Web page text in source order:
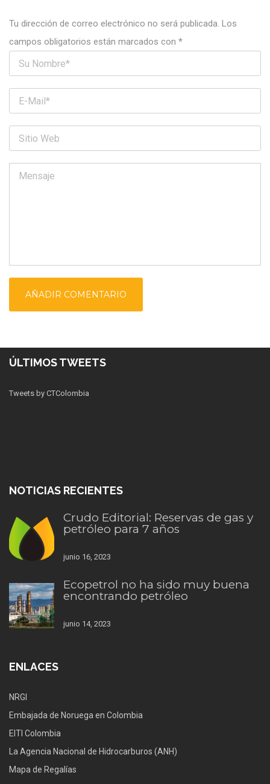
Tu dirección de correo electrónico no será publicada. Los
campos obligatorios están marcados con *
ÚLTIMOS TWEETS
Tweets by CTColombia
NOTICIAS RECIENTES
Crudo Editorial: Reservas de gas y
petróleo para 7 años
junio 16, 2023
Ecopetrol no ha sido muy buena
encontrando petróleo
junio 14, 2023
ENLACES
NRGI
Embajada de Noruega en Colombia
EITI Colombia
La Agencia Nacional de Hidrocarburos (ANH)
Mapa de Regalías